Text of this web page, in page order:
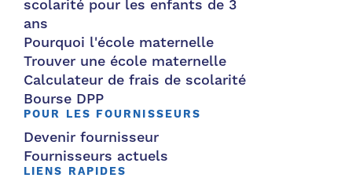
scolarité pour les enfants de 3
ans
Pourquoi l'école maternelle
Trouver une école maternelle
Calculateur de frais de scolarité
Bourse DPP
POUR LES FOURNISSEURS
Devenir fournisseur
Fournisseurs actuels
LIENS RAPIDES